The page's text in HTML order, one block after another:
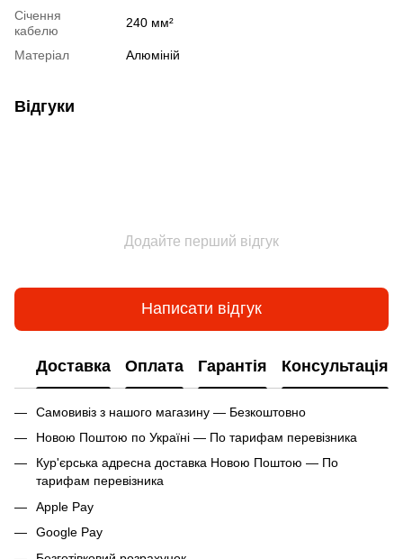
Січення
кабелю
240 мм²
Матеріал Алюміній
Відгуки
Додайте перший відгук
Написати відгук
Доставка Оплата Гарантія Консультація
Самовивіз з нашого магазину — Безкоштовно
Новою Поштою по Україні — По тарифам перевізника
Кур'єрська адресна доставка Новою Поштою — По
тарифам перевізника
Apple Pay
Google Pay